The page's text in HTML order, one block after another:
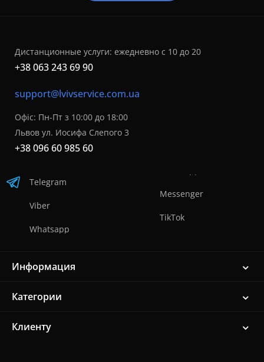
Дистанционные услуги: ежедневно с 10 до 20
+38 063 243 69 90
support@lvivservice.com.ua
Офіс: Пн-Пт з 10:00 до 18:00
Львов ул. Иосифа Слепого 3
+38 096 60 985 60
Telegram
Viber
Whatsapp
Messenger
TikTok
Информация
Категории
Клиенту